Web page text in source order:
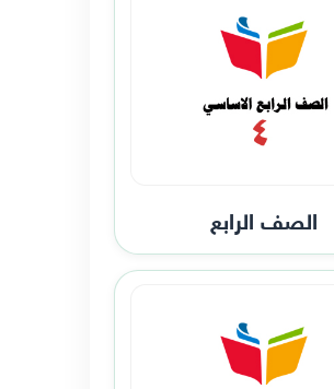
الصف الرابع